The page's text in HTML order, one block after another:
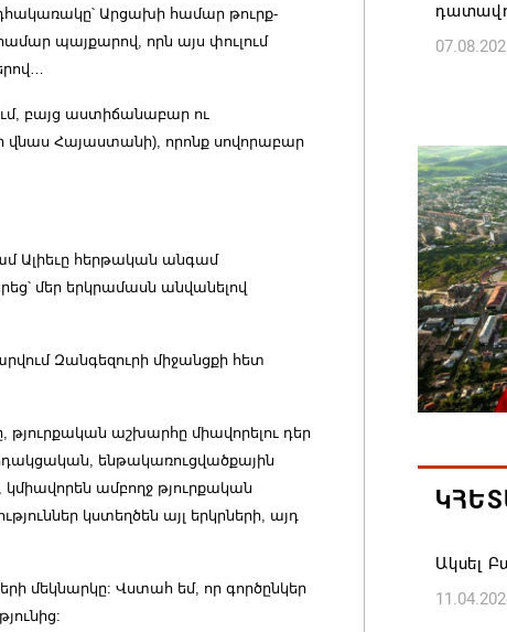
Արցախի համար թուրք-
պայքարով, որն այս փուլում
բայց աստիճանաբար ու
վնաս Հայաստանի), որոնք սովորաբար
Ալիեւը հերթական անգամ
մեր երկրամասն անվանելով
Զանգեզուրի միջանցքի հետ
թյուրքական աշխարհը միավորելու դեր
ենթակառուցվածքային
ամբողջ թյուրքական
կստեղծեն այլ երկրների, այդ
մեկնարկը: Վստահ եմ, որ գործընկեր
Հայ
և
նիստը
Ակսել